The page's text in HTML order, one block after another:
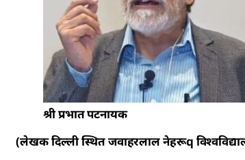
श्री प्रभात पटनायक
(लेखक दिल्ली स्थित जवाहरलाल नेहरूq